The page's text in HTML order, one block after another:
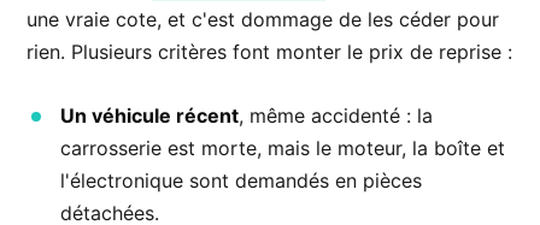
une vraie cote, et c'est dommage de les céder pour
rien. Plusieurs critères font monter le prix de reprise :
Un véhicule récent, même accidenté : la
carrosserie est morte, mais le moteur, la boîte et
l'électronique sont demandés en pièces
détachées.